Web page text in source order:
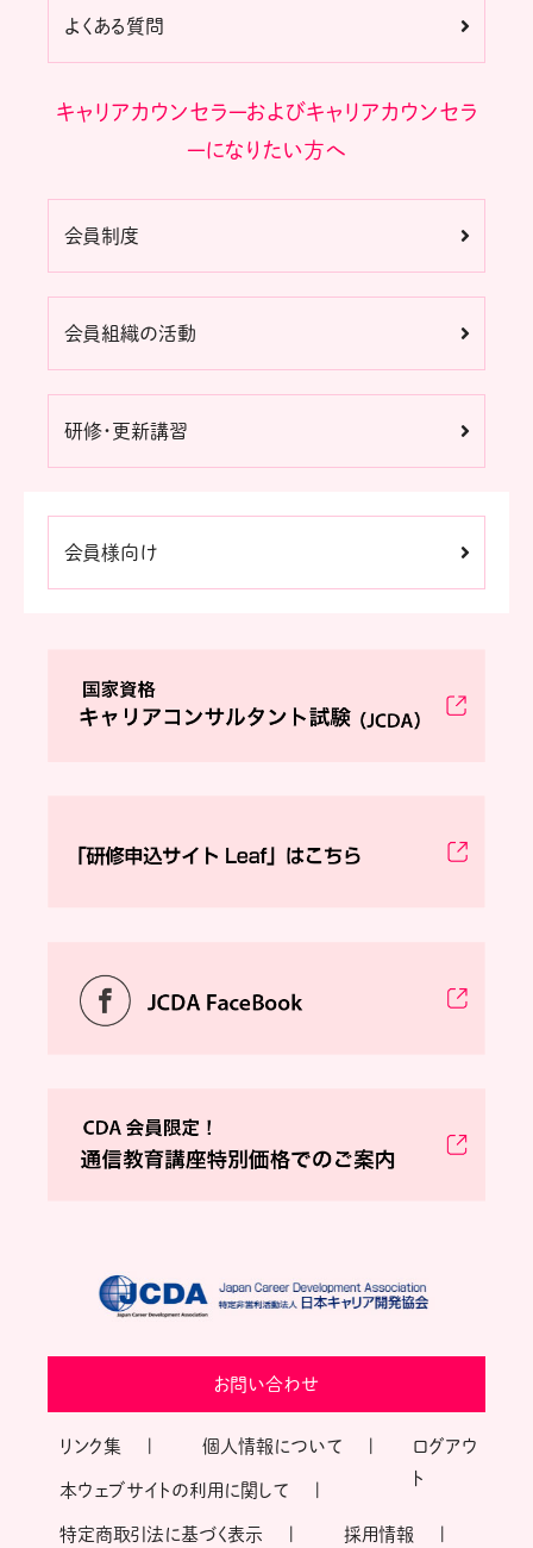
よくある質問
キャリアカウンセラーおよびキャリアカウンセラ
ーになりたい方へ
会員制度
会員組織の活動
研修・更新講習
会員様向け
お問い合わせ
リンク集 個人情報について
本ウェブサイトの利用に関して
特定商取引法に基づく表示 採用情報
ログアウ
ト